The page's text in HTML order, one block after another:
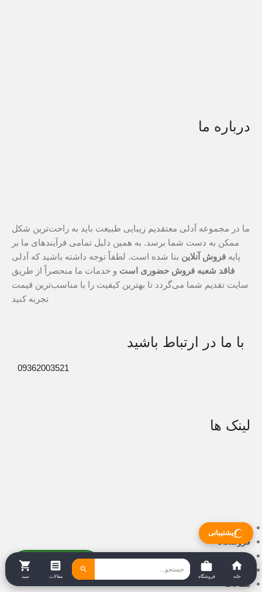
خرید بامبو از آدلی
درباره ما
ما در مجموعه آدلی معتقدیم زیبایی طبیعت باید به راحت‌ترین شکل
ممکن به دست شما برسد. به همین دلیل تمامی فرآیندهای ما بر
پایه فروش آنلاین بنا شده است. لطفاً توجه داشته باشید که آدلی
فاقد شعبه فروش حضوری است و خدمات ما منحصراً از طریق
سایت تقدیم شما می‌گردد تا بهترین کیفیت را با مناسب‌ترین قیمت
تجربه کنید
با ما در ارتباط باشید
09362003521
لینک ها
صفحه اصلی
فروشگاه
تماس با ما
درباره ما
مقالات
پشتیبانی
خانه فروشگاه مقالات سبد